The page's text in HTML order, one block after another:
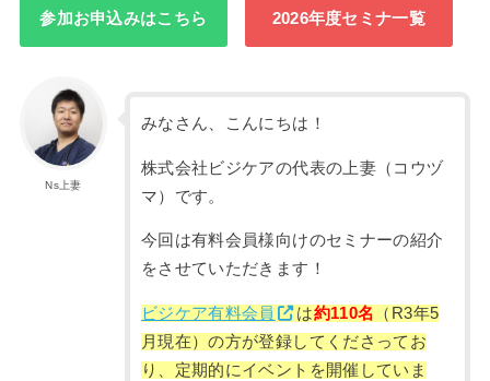
参加お申込みはこちら 2026年度セミナ一覧
Ns上妻
みなさん、こんにちは！
株式会社ビジケアの代表の上妻（コウヅ
マ）です。
今回は有料会員様向けのセミナーの紹介
をさせていただきます！
ビジケア有料会員 は約110名 （R3年5
月現在）の方が登録してくださってお
り、定期的にイベントを開催していま